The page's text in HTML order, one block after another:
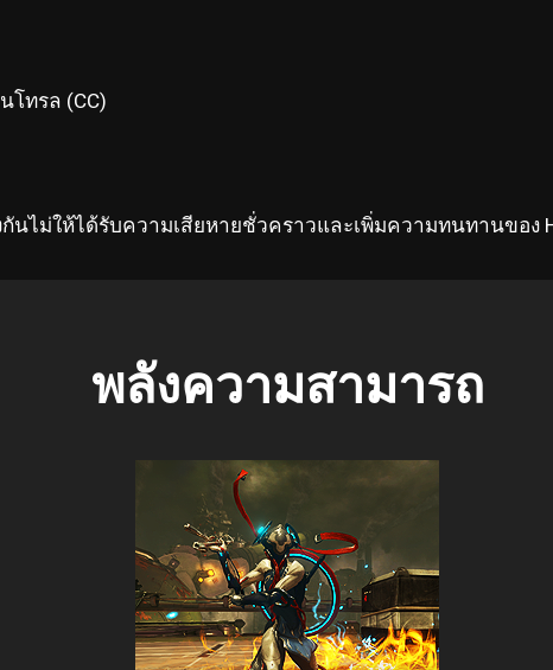
โทรล (CC)
กันไม่ให้ได้รับความเสียหายชั่วคราวและเพิ่มความทนทานของ
พลังความสามารถ